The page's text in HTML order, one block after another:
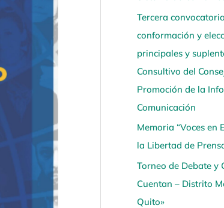
Tercera
conformación y
principales y
Consultivo del
Promoción de la
Comunicación
Memoria “Voces en
la Libertad de
Torneo de Debate y
Cuentan – Distrito
Quito»